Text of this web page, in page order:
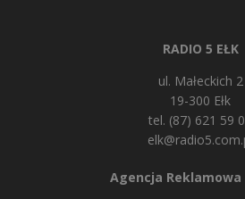
RADIO 5 EŁK
ul. Małeckich 2
19-300 Ełk
tel. (87) 621 59
Agencja Reklamowa